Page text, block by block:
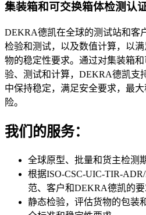
集装箱和可交换箱体检测认
DEKRA德凯在全球的测试站和客
检验和测试，以及数值计算，以
物的稳定性要求。通过对集装箱
验、测试和计算，DEKRA德凯支
中保持稳定，满足安全要求，最
险。
我们的服务：
全球原型、批量和货主检测
根据ISO-CSC-UIC-TIR-
范、客户和DEKRA德凯的
静态检验，评估货物的包装